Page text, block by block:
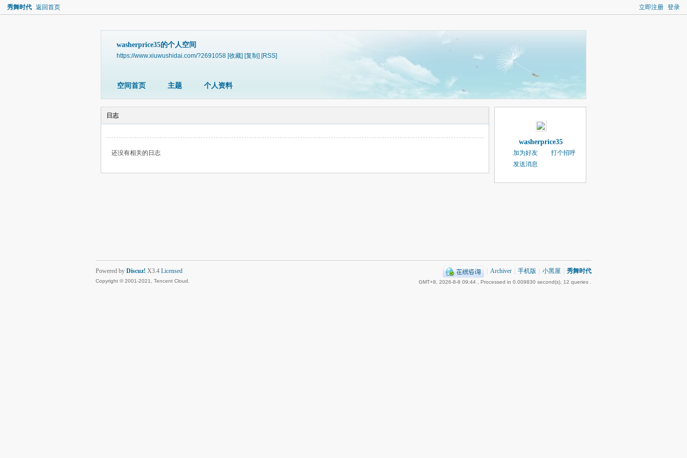
立即注册 登录
秀舞时代 返回首页
washerprice35的个人空间
https://www.xiuwushidai.com/?2691058 [收藏] [复制] [RSS]
空间首页 主题 个人资料
日志
还没有相关的日志
washerprice35
加为好友
打个招呼
发送消息
Archiver 手机版 小黑屋 秀舞时代
GMT+8, 2026-8-8 09:44 , Processed in 0.009830 second(s), 12 queries .
Powered by Discuz! X3.4 Licensed
Copyright © 2001-2021, Tencent Cloud.